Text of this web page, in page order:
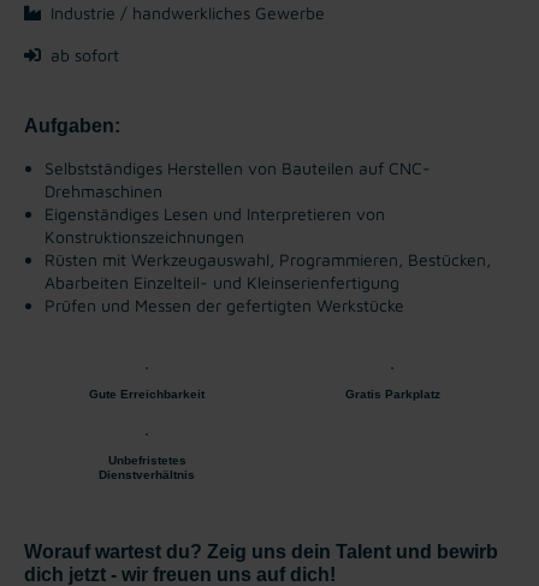
Industrie / handwerkliches Gewerbe
ab sofort
Aufgaben:
Selbstständiges Herstellen von Bauteilen auf CNC-
Drehmaschinen
Eigenständiges Lesen und Interpretieren von
Konstruktionszeichnungen
Rüsten mit Werkzeugauswahl, Programmieren, Bestücken,
Abarbeiten Einzelteil- und Kleinserienfertigung
Prüfen und Messen der gefertigten Werkstücke
Gute Erreichbarkeit Gratis Parkplatz
Unbefristetes
Dienstverhältnis
Worauf wartest du? Zeig uns dein Talent und bewirb
dich jetzt - wir freuen uns auf dich!